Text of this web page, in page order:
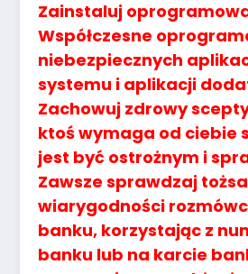
Zainstaluj
Współczesne
niebezpiecznych
systemu i aplikacji
Zachowuj zdrowy
ktoś wymaga od ciebie
jest być ostrożnym i
Zawsze sprawdzaj
wiarygodności
banku, korzystając z
banku lub na karcie